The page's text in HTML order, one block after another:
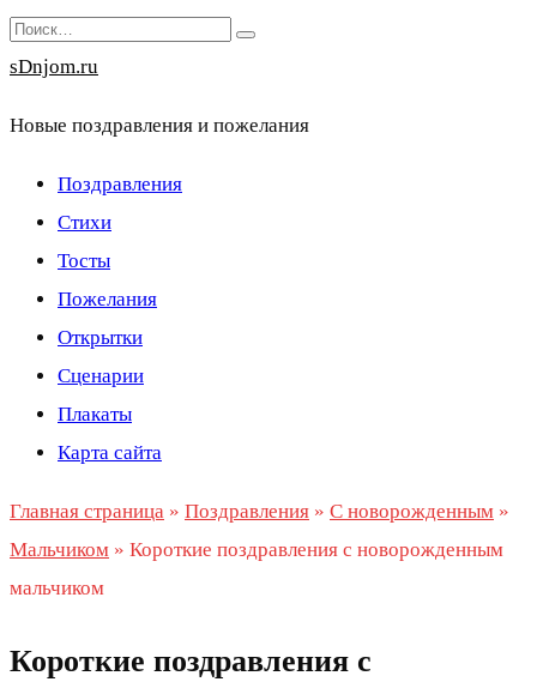
Перейти
к
Search
for:
sDnjom.ru
Новые поздравления и пожелания
Поздравления
Стихи
Тосты
Пожелания
Открытки
Сценарии
Плакаты
Карта сайта
Главная страница » Поздравления » С новорожденным »
Мальчиком » Короткие поздравления с новорожденным
мальчиком
Короткие поздравления с